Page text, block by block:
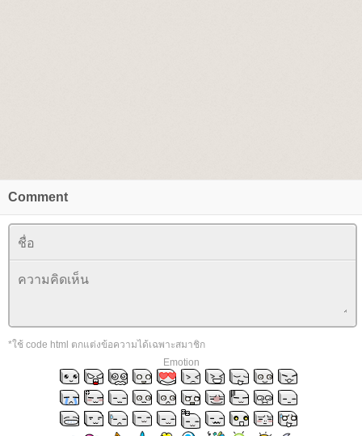
Comment
*ใช้ code html ตกแต่งข้อความได้เฉพาะสมาชิก
Emotion